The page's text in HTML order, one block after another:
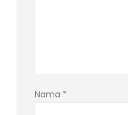
Nama *